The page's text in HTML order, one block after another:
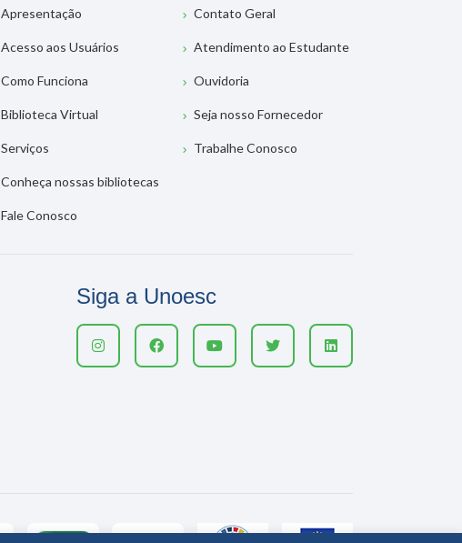
Apresentação
Acesso aos Usuários
Como Funciona
Biblioteca Virtual
Serviços
Conheça nossas bibliotecas
Fale Conosco
Contato Geral
Atendimento ao Estudante
Ouvidoria
Seja nosso Fornecedor
Trabalhe Conosco
Siga a Unoesc